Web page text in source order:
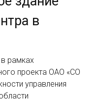
в
рамках
проекта ОАО «СО
управления